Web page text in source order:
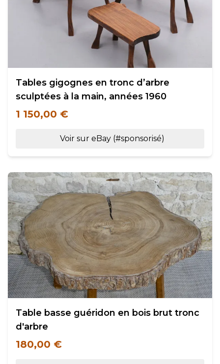
Tables gigognes en tronc d’arbre
sculptées à la main, années 1960
1 150,00 €
Voir sur eBay (#sponsorisé)
Table basse guéridon en bois brut tronc
d'arbre
180,00 €